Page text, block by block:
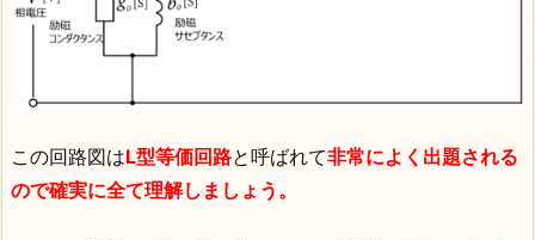
この回路図はL型等価回路と呼ばれて非常によく出題される
ので確実に全て理解しましょう。